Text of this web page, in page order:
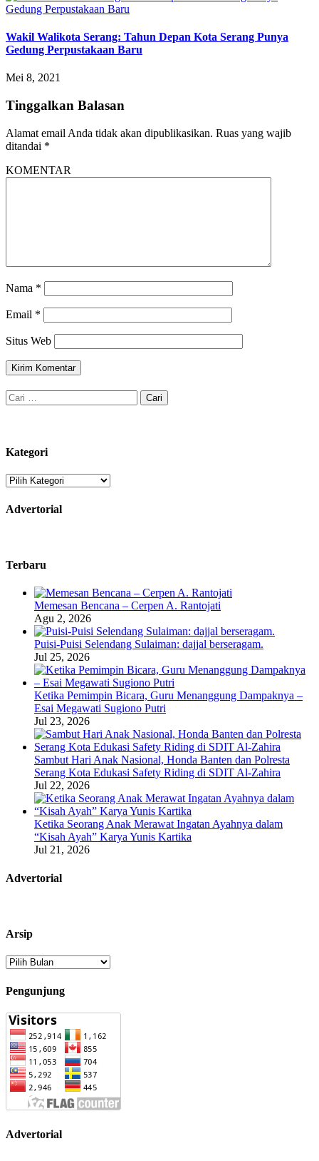
Wakil Walikota Serang: Tahun Depan Kota Serang Punya
Gedung Perpustakaan Baru
Mei 8, 2021
Tinggalkan Balasan
Alamat email Anda tidak akan dipublikasikan. Ruas yang wajib
ditandai *
KOMENTAR
Nama *
Email *
Situs Web
Cari
untuk:
Kategori
Kategori
Advertorial
Terbaru
Memesan Bencana – Cerpen A. Rantojati
Agu 2, 2026
Puisi-Puisi Selendang Sulaiman: dajjal berseragam.
Jul 25, 2026
Ketika Pemimpin Bicara, Guru Menanggung Dampaknya –
Esai Megawati Sugiono Putri
Jul 23, 2026
Sambut Hari Anak Nasional, Honda Banten dan Polresta
Serang Kota Edukasi Safety Riding di SDIT Al-Zahira
Jul 22, 2026
Ketika Seorang Anak Merawat Ingatan Ayahnya dalam
“Kisah Ayah” Karya Yunis Kartika
Jul 21, 2026
Advertorial
Arsip
Arsip
Pengunjung
Advertorial